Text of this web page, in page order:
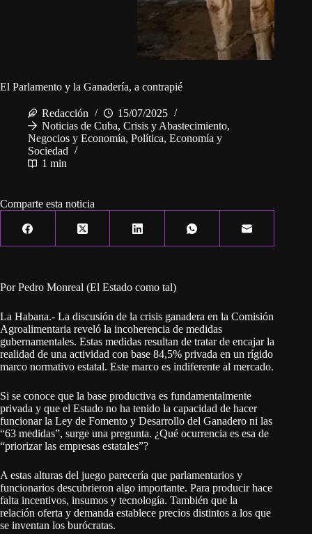
El Parlamento y la Ganadería, a contrapié
Redacción
15/07/2025
Noticias de Cuba, Crisis y Abastecimiento,
Negocios y Economía, Política, Economía y
Sociedad
1 min
Comparte esta noticia
Por Pedro Monreal (El Estado como tal)
La Habana.- La discusión de la crisis ganadera en la Comisión
Agroalimentaria reveló la incoherencia de medidas
gubernamentales. Estas medidas resultan de tratar de encajar la
realidad de una actividad con base 84,5% privada en un rígido
marco normativo estatal. Este marco es indiferente al mercado.
Si se conoce que la base productiva es fundamentalmente
privada y que el Estado no ha tenido la capacidad de hacer
funcionar la Ley de Fomento y Desarrollo del Ganadero ni las
“63 medidas”, surge una pregunta. ¿Qué ocurrencia es esa de
“priorizar las empresas estatales”?
A estas alturas del juego parecería que parlamentarios y
funcionarios descubrieron algo importante. Para producir hace
falta incentivos, insumos y tecnología. También que la
relación oferta y demanda establece precios distintos a los que
se inventan los burócratas.